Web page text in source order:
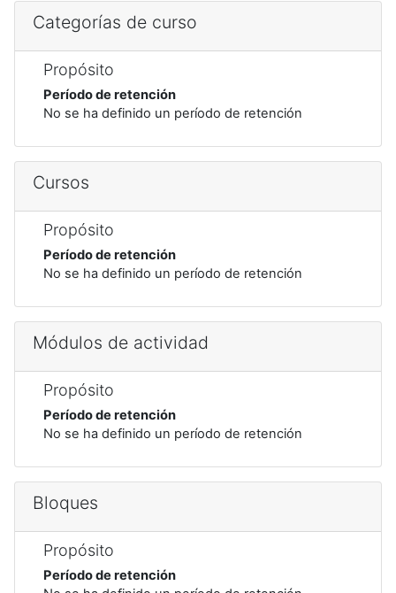
Categorías de curso
Propósito
Período de retención
No se ha definido un período de retención
Cursos
Propósito
Período de retención
No se ha definido un período de retención
Módulos de actividad
Propósito
Período de retención
No se ha definido un período de retención
Bloques
Propósito
Período de retención